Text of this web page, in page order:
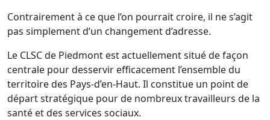
Contrairement à ce que l’on pourrait croire, il ne s’agit
pas simplement d’un changement d’adresse.
Le CLSC de Piedmont est actuellement situé de façon
centrale pour desservir efficacement l’ensemble du
territoire des Pays-d’en-Haut. Il constitue un point de
départ stratégique pour de nombreux travailleurs de la
santé et des services sociaux.